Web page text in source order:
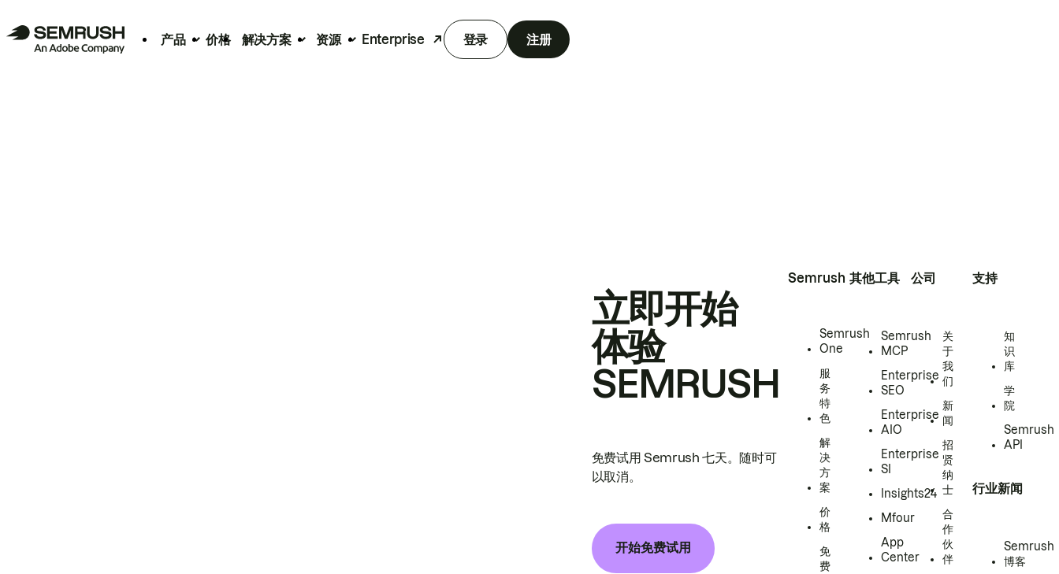
产品 价格 解决方案 资源 Enterprise 登录 注册
立即开始
体验
SEMRUSH
免费试用 Semrush 七天。随时可
以取消。
开始免费试用
Semrush
Semrush
One
服
务
特
色
解
决
方
案
价
格
免
费
其他工具
Semrush
MCP
Enterprise
SEO
Enterprise
AIO
Enterprise
SI
Insights24
Mfour
App
Center
公司
关
于
我
们
新
闻
招
贤
纳
士
合
作
伙
伴
支持
知
识
库
学
院
Semrush
API
行业新闻
Semrush
博客